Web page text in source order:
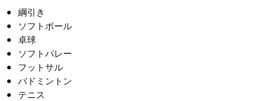
綱引き
ソフトボール
卓球
ソフトバレー
フットサル
バドミントン
テニス